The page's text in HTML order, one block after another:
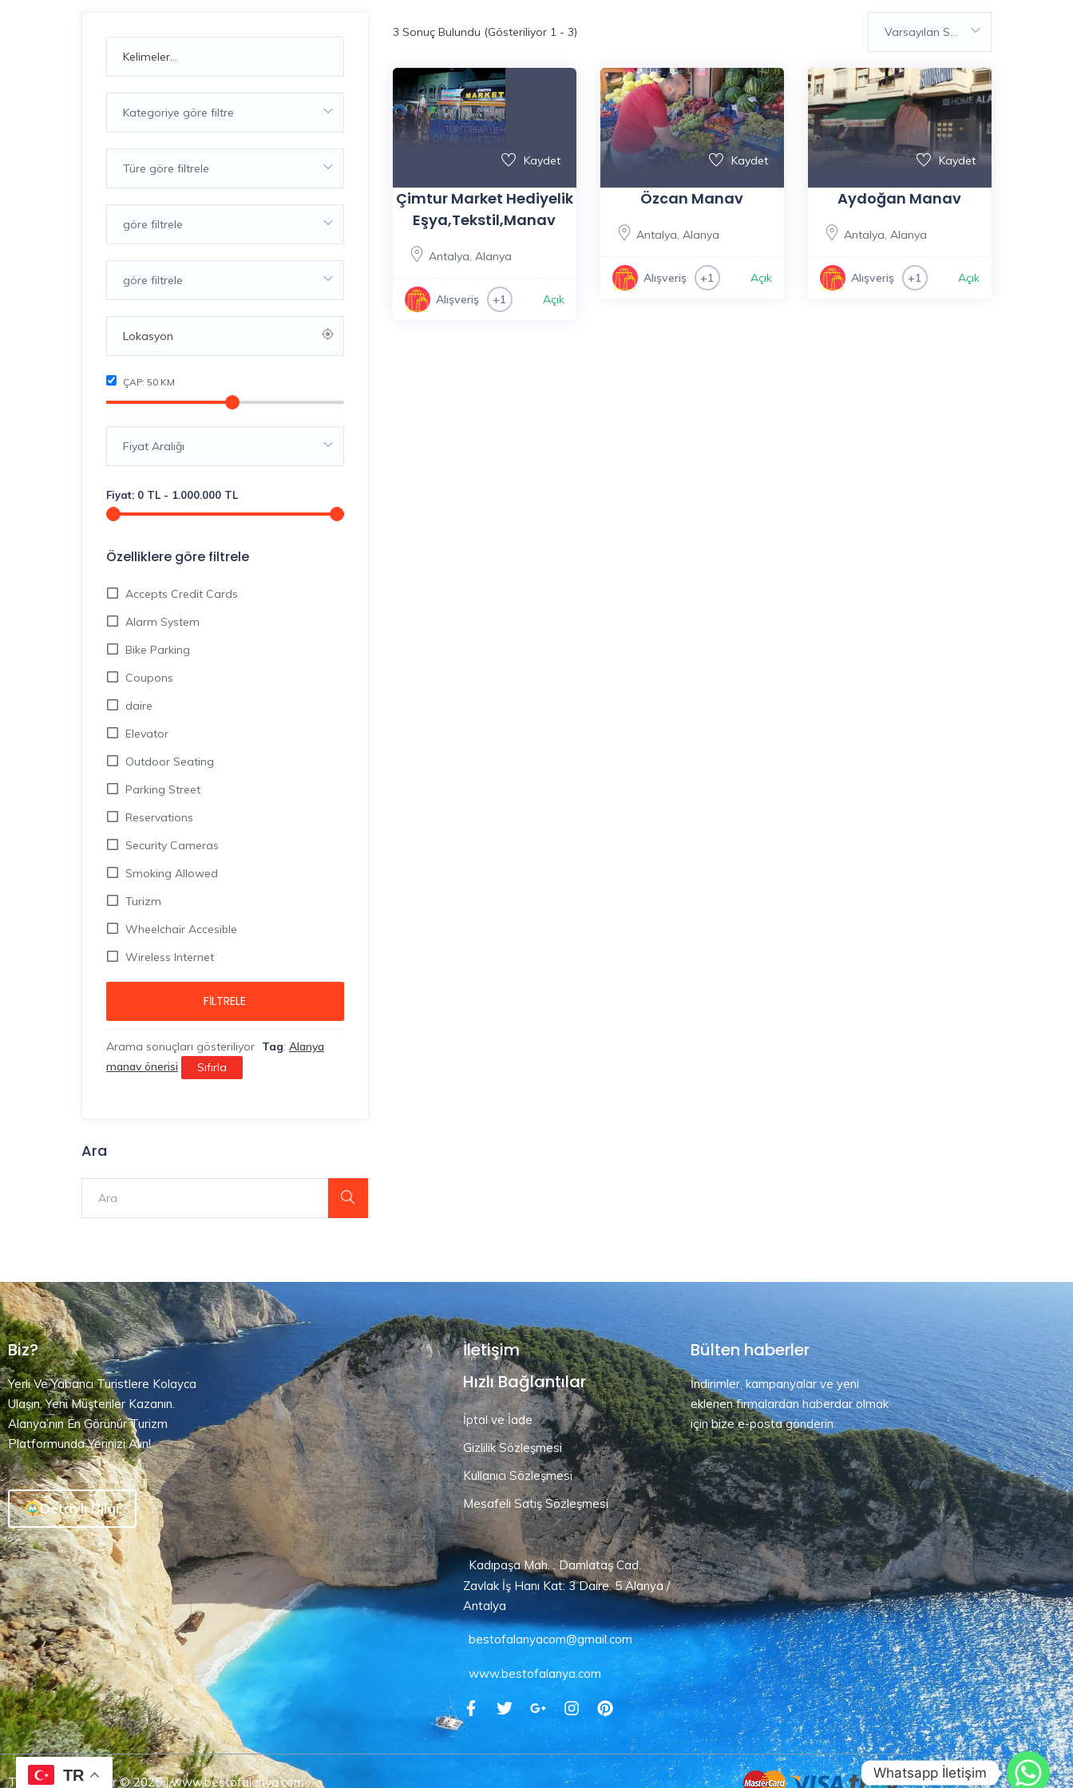
Kategoriye göre filtre
Türe göre filtrele
göre filtrele
göre filtrele
ÇAP: 50 KM
Fiyat Aralığı
Fiyat: 0 TL - 1.000.000 TL
Özelliklere göre filtrele
Accepts Credit Cards
Alarm System
Bike Parking
Coupons
daire
Elevator
Outdoor Seating
Parking Street
Reservations
Security Cameras
Smoking Allowed
Turizm
Wheelchair Accesible
Wireless Internet
FILTRELE
Arama sonuçları gösteriliyor Tag: Alanya
manav önerisi
Sıfırla
Ara
3 Sonuç Bulundu (Gösteriliyor 1 - 3) Varsayılan Sıralama
Kaydet
Çimtur Market Hediyelik
Eşya,Tekstil,Manav
Antalya, Alanya
Alışveriş +1 Açık
Kaydet
Özcan Manav
Antalya, Alanya
Alışveriş +1 Açık
Kaydet
Aydoğan Manav
Antalya, Alanya
Alışveriş +1 Açık
Biz?
Yerli Ve Yabancı Turistlere Kolayca
Ulaşın, Yeni Müşteriler Kazanın.
Alanya’nın En Görünür Turizm
Platformunda Yerinizi Alın!
Detaylı Bilgi
İletişim
Hızlı Bağlantılar
İptal ve İade
Gizlilik Sözleşmesi
Kullanıcı Sözleşmesi
Mesafeli Satış Sözleşmesi
Kadıpaşa Mah. . Damlataş Cad.
Zavlak İş Hanı Kat: 3 Daire: 5 Alanya /
Antalya
bestofalanyacom@gmail.com
www.bestofalanya.com
Bülten haberler
İndirimler, kampanyalar ve yeni
eklenen firmalardan haberdar olmak
için bize e-posta gönderin.
Tüm Hakları Saklıdır © 2025 | www.bestofalanya.com
TR Whatsapp İletişim